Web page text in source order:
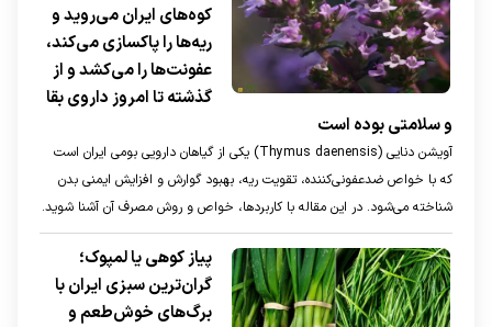
کوه‌های ایران می‌روید و
ریه‌ها را پاکسازی می‌کند،
عفونت‌ها را می‌کشد و از
گذشته تا امروز داروی بقا
و سلامتی بوده است
آویشن دنایی (Thymus daenensis) یکی از گیاهان دارویی بومی ایران است
که با خواص ضدعفونی‌کننده، تقویت ریه، بهبود گوارش و افزایش ایمنی بدن
شناخته می‌شود. در این مقاله با کاربردها، خواص و روش مصرف آن آشنا شوید.
پیاز کوهی یا لمپوک؛
گران‌ترین سبزی ایران با
برگ‌های خوش‌طعم و